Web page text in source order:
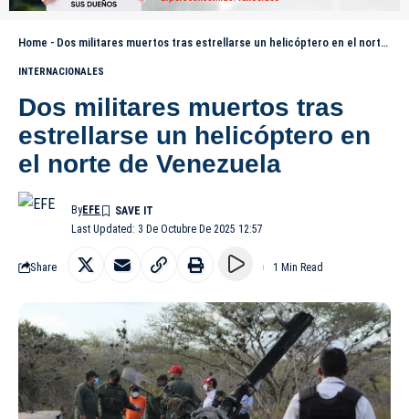
Home - Dos militares muertos tras estrellarse un helicóptero en el norte de Venezuela
INTERNACIONALES
Dos militares muertos tras
estrellarse un helicóptero en
el norte de Venezuela
Last Updated: 3 De Octubre De 2025 12:57
ByEFE
Share 1 Min Read